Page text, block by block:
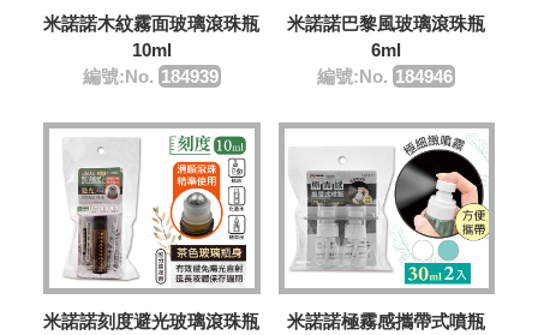
米諾諾木紋霧面玻璃滾珠瓶
10ml
編號:No. 184939
米諾諾巴黎風玻璃滾珠瓶
6ml
編號:No. 184946
米諾諾刻度避光玻璃滾珠瓶
米諾諾極霧感攜帶式噴瓶